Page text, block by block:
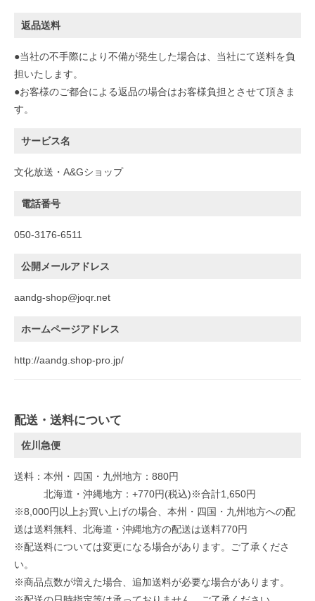
返品送料
●当社の不手際により不備が発生した場合は、当社にて送料を負
担いたします。
●お客様のご都合による返品の場合はお客様負担とさせて頂きま
す。
サービス名
文化放送・A&Gショップ
電話番号
050-3176-6511
公開メールアドレス
aandg-shop@joqr.net
ホームページアドレス
http://aandg.shop-pro.jp/
配送・送料について
佐川急便
送料：本州・四国・九州地方：880円
北海道・沖縄地方：+770円(税込)※合計1,650円
※8,000円以上お買い上げの場合、本州・四国・九州地方への配
送は送料無料、北海道・沖縄地方の配送は送料770円
※配送料については変更になる場合があります。ご了承くださ
い。
※商品点数が増えた場合、追加送料が必要な場合があります。